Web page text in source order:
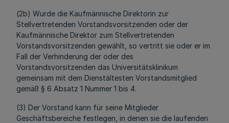
(2b) Wurde die Kaufmännische Direktorin zur
Stellvertretenden Vorstandsvorsitzenden oder der
Kaufmännische Direktor zum Stellvertretenden
Vorstandsvorsitzenden gewählt, so vertritt sie oder er im
Fall der Verhinderung der oder des
Vorstandsvorsitzenden das Universitätsklinikum
gemeinsam mit dem Dienstältesten Vorstandsmitglied
gemäß § 6 Absatz 1 Nummer 1 bis 4.
(3) Der Vorstand kann für seine Mitglieder
Geschäftsbereiche festlegen, in denen sie die laufenden